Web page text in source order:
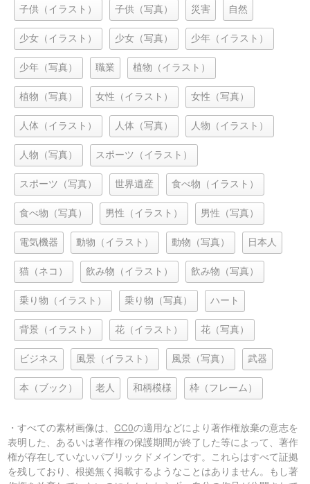
子供（イラスト） 子供（写真） 災害 自然
少女（イラスト） 少女（写真） 少年（イラスト）
少年（写真） 職業 植物（イラスト）
植物（写真） 女性（イラスト） 女性（写真）
人体（イラスト） 人体（写真） 人物（イラスト）
人物（写真） スポーツ（イラスト）
スポーツ（写真） 世界遺産 食べ物（イラスト）
食べ物（写真） 男性（イラスト） 男性（写真）
電気機器 動物（イラスト） 動物（写真） 日本人
猫（ネコ） 飲み物（イラスト） 飲み物（写真）
乗り物（イラスト） 乗り物（写真） ハート
背景（イラスト） 花（イラスト） 花（写真）
ビジネス 風景（イラスト） 風景（写真） 武器
本（ブック） 老人 和柄模様 枠（フレーム）
・すべての素材画像は、CC0の適用などにより著作権放棄の意志を
表明した、あるいは著作権の保護期間が終了した等によって、著作
権が存在していないパブリックドメインです。これらはすべて証拠
を残しており、根拠無く掲載するようなことはありません。もし著